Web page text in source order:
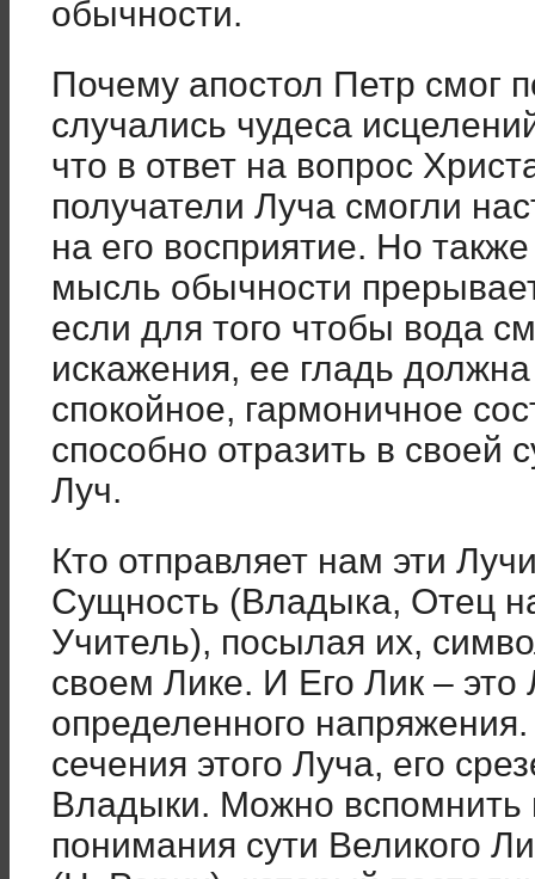
обычности.
Почему апостол Петр смог
случались чудеса
что в ответ на вопрос
получатели Луча смогли
на его восприятие. Но
мысль обычности
если для того чтобы вода
искажения, ее гладь
спокойное, гармоничное
способно отразить в своей
Луч.
Кто отправляет нам эти
Сущность (Владыка, Отец
Учитель), посылая их,
своем Лике. И Его Лик –
определенного
сечения этого Луча, его
Владыки. Можно вспомнить
понимания сути Великого